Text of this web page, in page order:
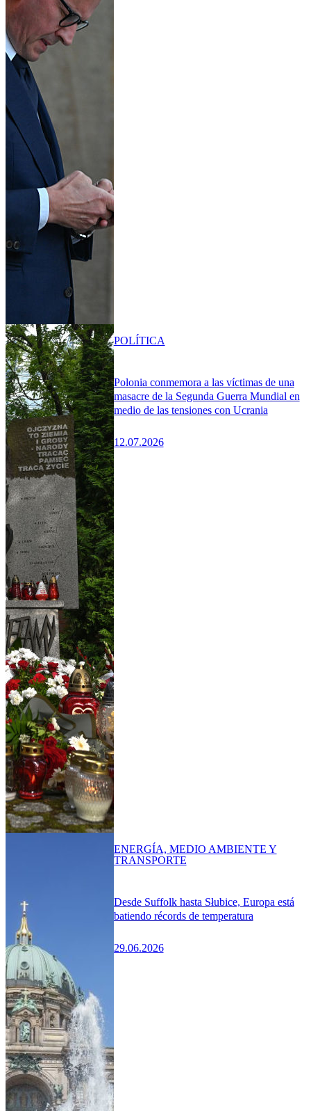
Polonia conmemora a las víctimas de una
masacre de la Segunda Guerra Mundial en
medio de las tensiones con Ucrania
12.07.2026
POLÍTICA
Desde Suffolk hasta Słubice, Europa está
batiendo récords de temperatura
29.06.2026
ENERGÍA, MEDIO AMBIENTE Y
TRANSPORTE